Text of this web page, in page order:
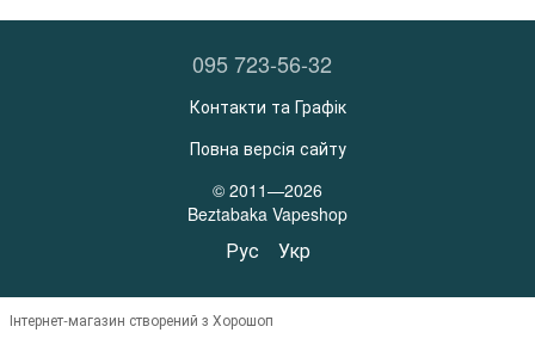
095 723-56-32
Контакти та Графік
Повна версія сайту
© 2011—2026
Beztabaka Vapeshop
Рус Укр
Інтернет-магазин створений з Хорошоп